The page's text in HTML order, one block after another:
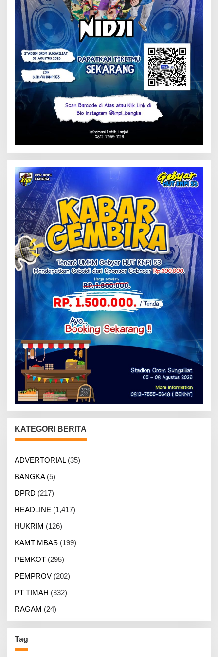
KATEGORI BERITA
ADVERTORIAL(35)
BANGKA(5)
DPRD (217)
HEADLINE (1,417)
HUKRIM (126)
KAMTIMBAS (199)
PEMKOT (295)
PEMPROV (202)
PT TIMAH (332)
RAGAM (24)
Tag